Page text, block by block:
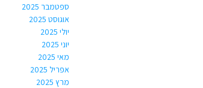
ספטמבר 2025
אוגוסט 2025
יולי 2025
יוני 2025
מאי 2025
אפריל 2025
מרץ 2025